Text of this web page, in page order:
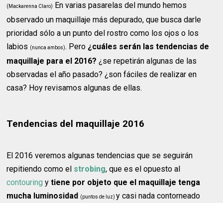
(Mackarenna Claro) En varias pasarelas del mundo hemos
observado un maquillaje más depurado, que busca darle
prioridad sólo a un punto del rostro como los ojos o los
labios (nunca ambos). Pero ¿cuáles serán las tendencias de
maquillaje para el 2016? ¿se repetirán algunas de las
observadas el año pasado? ¿son fáciles de realizar en
casa? Hoy revisamos algunas de ellas.
Tendencias del maquillaje 2016
El 2016 veremos algunas tendencias que se seguirán
repitiendo como el strobing, que es el opuesto al
contouring ytiene por objeto que el maquillaje tenga
mucha luminosidad
(puntos de luz)y casi nada contorneado